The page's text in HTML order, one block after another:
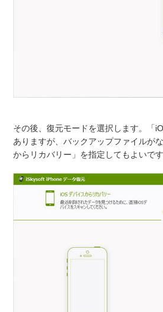
その後、復元モードを選択します。「
ありますが、バックアップファイルが
からリカバリー」を指定してもよいです